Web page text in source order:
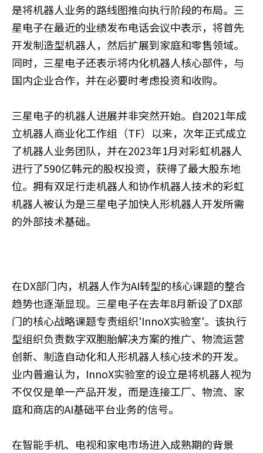
是将机器人业务的路线图推向执行阶段的布局。三
星电子在最近的业绩发布电话会议中表示，将首先
开发制造型机器人，然后扩展到家庭和零售领域。
同时，三星电子还表示将内化机器人核心部件，与
国内企业合作，并在必要时考虑投资和收购。
三星电子的机器人进展并非突然开始。自2021年成
立机器人商业化工作组（TF）以来，次年正式成立
了机器人业务团队，并在2023年1月对彩虹机器人
进行了590亿韩元的股权投资，获得了最大股东地
位。拥有双足行走机器人和协作机器人技术的彩虹
机器人被认为是三星电子加快人形机器人开发所需
的外部技术基础。
在DX部门内，机器人作为AI转型的核心课题的整合
趋势也逐渐显现。三星电子在去年8月新设了DX部
门的核心战略课题专责组织'InnoX实验室'。该执行
型组织负责数字双胞胎解决方案的推广、物流运营
创新、制造自动化和人形机器人核心技术的开发。
业内普遍认为，InnoX实验室的设立是将机器人视为
不仅仅是单一产品开发，而是连接工厂、物流、家
庭和商店的AI基础平台业务的信号。
在智能手机、电视和家电市场进入成熟期的背景